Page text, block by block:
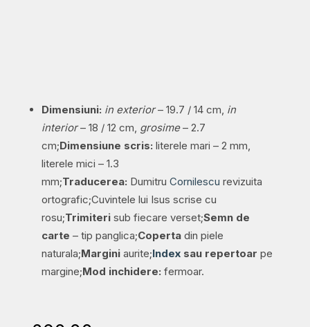
Dimensiuni: in exterior– 19.7 / 14 cm, in
interior– 18 / 12 cm, grosime– 2.7
cm;Dimensiune scris: literele mari – 2 mm,
literele mici – 1.3
mm;Traducerea: Dumitru Cornilescu revizuita
ortografic;Cuvintele lui Isus scrise cu
rosu;Trimiterisub fiecare verset;Semn de
carte – tip panglica;Copertadin piele
naturala;Marginiaurite;Indexsau repertoar pe
margine;Mod inchidere: fermoar.